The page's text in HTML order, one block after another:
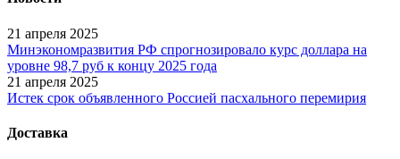
21 апреля 2025
Минэкономразвития РФ спрогнозировало курс доллара на
уровне 98,7 руб к концу 2025 года
21 апреля 2025
Истек срок объявленного Россией пасхального перемирия
Доставка